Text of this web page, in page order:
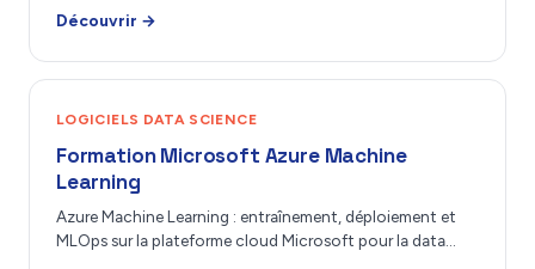
Découvrir →
LOGICIELS DATA SCIENCE
Formation Microsoft Azure Machine
Learning
Azure Machine Learning : entraînement, déploiement et
MLOps sur la plateforme cloud Microsoft pour la data…